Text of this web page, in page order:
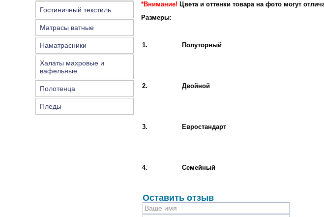
Гостиничный текстиль
Матрасы ватные
Наматрасники
Халаты махровые и
вафельные
Полотенца
Пледы
*Внимание! Цвета и оттенки товара на фото могут
Размеры:
1. Полуторный
2. Двойной
3. Евростандарт
4. Семейный
Оставить отзыв